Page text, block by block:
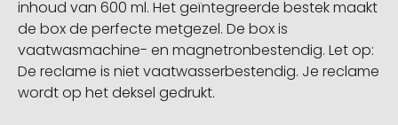
inhoud van 600 ml. Het geïntegreerde bestek maakt
de box de perfecte metgezel. De box is
vaatwasmachine- en magnetronbestendig. Let op:
De reclame is niet vaatwasserbestendig. Je reclame
wordt op het deksel gedrukt.